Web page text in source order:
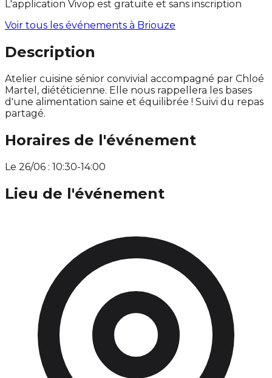
L'application Vivop est gratuite et sans inscription
Voir tous les événements à Briouze
Description
Atelier cuisine sénior convivial accompagné par Chloé
Martel, diététicienne. Elle nous rappellera les bases
d'une alimentation saine et équilibrée ! Suivi du repas
partagé.
Horaires de l'événement
Le 26/06 : 10:30-14:00
Lieu de l'événement